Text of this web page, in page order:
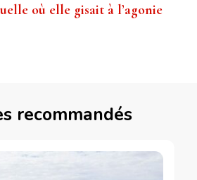
où elle gisait à l’agonie
recommandés